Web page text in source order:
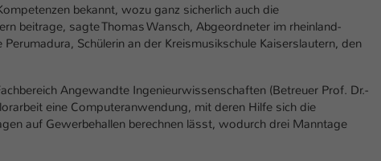
bekannt, wozu ganz sicherlich auch die
beitrage, sagte Thomas Wansch, Abgeordneter im rheinland-
Schülerin an der Kreismusikschule Kaiserslautern, den
Angewandte Ingenieurwissenschaften (Betreuer Prof. Dr.-
eine Computeranwendung, mit deren Hilfe sich die
auf Gewerbehallen berechnen lässt, wodurch drei Manntage
Rechte besitzt diese zu verwalten.